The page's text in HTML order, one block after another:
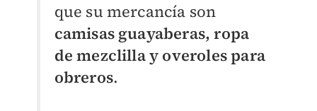
que su mercancía son
camisas guayaberas, ropa
de mezclilla y overoles para
obreros.